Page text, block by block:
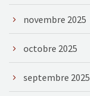
novembre 2025
octobre 2025
septembre 2025